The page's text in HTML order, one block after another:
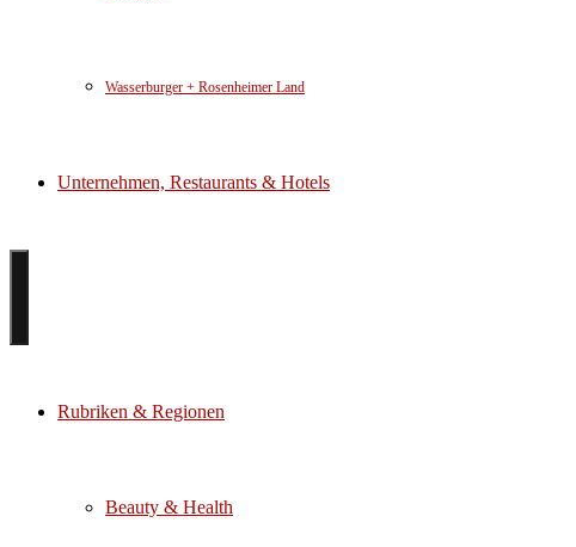
Wasserburger + Rosenheimer Land
Unternehmen, Restaurants & Hotels
Rubriken & Regionen
Beauty & Health